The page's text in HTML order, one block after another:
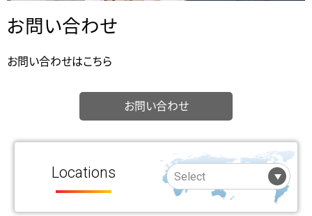
お問い合わせ
お問い合わせはこちら
お問い合わせ
Locations